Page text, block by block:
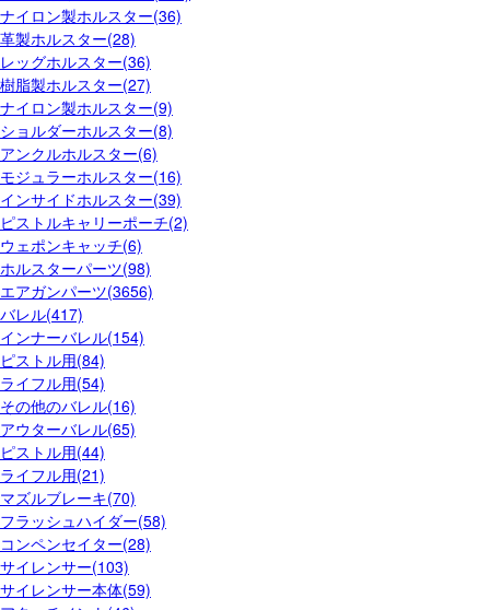
ナイロン製ホルスター(36)
革製ホルスター(28)
レッグホルスター(36)
樹脂製ホルスター(27)
ナイロン製ホルスター(9)
ショルダーホルスター(8)
アンクルホルスター(6)
モジュラーホルスター(16)
インサイドホルスター(39)
ピストルキャリーポーチ(2)
ウェポンキャッチ(6)
ホルスターパーツ(98)
エアガンパーツ(3656)
バレル(417)
インナーバレル(154)
ピストル用(84)
ライフル用(54)
その他のバレル(16)
アウターバレル(65)
ピストル用(44)
ライフル用(21)
マズルブレーキ(70)
フラッシュハイダー(58)
コンペンセイター(28)
サイレンサー(103)
サイレンサー本体(59)